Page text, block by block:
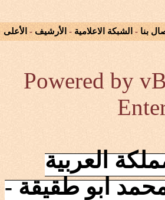
بنا - الشبكة الاعلامية - الأرشيف - الأعلى
Powered by
10/17 م - المملكة العربية
ابو طقيقة -